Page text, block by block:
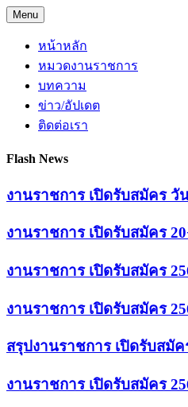
Skip
to
content
Menu
หน้าหลัก
หมวดงานราชการ
บทความ
ข่าว/อัปเดต
ติดต่อเรา
Flash News
งานราชการ เปิดรับสมัคร วั
งานราชการ เปิดรับสมัคร
งานราชการ เปิดรับสมัคร
งานราชการ เปิดรับสมัคร
สรุปงานราชการ เปิดรับสมั
งานราชการ เปิดรับสมัคร